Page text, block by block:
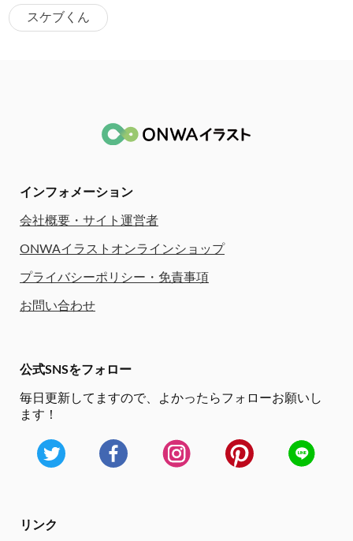
スケブくん
インフォメーション
会社概要・サイト運営者
ONWAイラストオンラインショップ
プライバシーポリシー・免責事項
お問い合わせ
公式SNSをフォロー
毎日更新してますので、
よかったらフォローお願いし
ます！
リンク